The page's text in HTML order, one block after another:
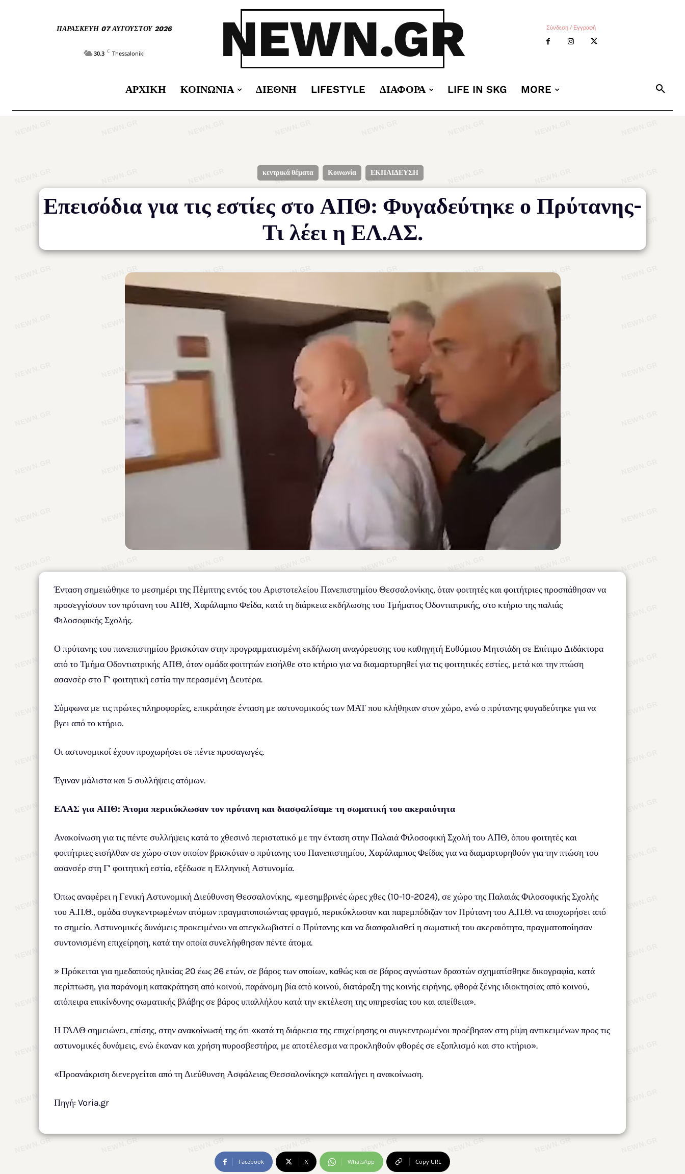
ΠΑΡΑΣΚΕΥΉ 07 ΑΥΓΟΎΣΤΟΥ 2026
30.3 C Thessaloniki NEWN.GR Σύνδεση / Εγγραφή
ΑΡΧΙΚΉ ΚΟΙΝΩΝΊΑ ΔΙΕΘΝΉ LIFESTYLE ΔΙΆΦΟΡΑ LIFE IN SKG MORE
κεντρικά θέματα Κοινωνία ΕΚΠΑΙΔΕΥΣΗ
Επεισόδια για τις εστίες στο ΑΠΘ: Φυγαδεύτηκε ο Πρύτανης-
Τι λέει η ΕΛ.ΑΣ.
Ένταση σημειώθηκε το μεσημέρι της Πέμπτης εντός του Αριστοτελείου Πανεπιστημίου Θεσσαλονίκης, όταν φοιτητές και φοιτήτριες προσπάθησαν να
προσεγγίσουν τον πρύτανη του ΑΠΘ, Χαράλαμπο Φείδα, κατά τη διάρκεια εκδήλωσης του Τμήματος Οδοντιατρικής, στο κτήριο της παλιάς
Φιλοσοφικής Σχολής.
Ο πρύτανης του πανεπιστημίου βρισκόταν στην προγραμματισμένη εκδήλωση αναγόρευσης του καθηγητή Ευθύμιου Μητσιάδη σε Επίτιμο Διδάκτορα
από το Τμήμα Οδοντιατρικής ΑΠΘ, όταν ομάδα φοιτητών εισήλθε στο κτήριο για να διαμαρτυρηθεί για τις φοιτητικές εστίες, μετά και την πτώση
ασανσέρ στο Γ’ φοιτητική εστία την περασμένη Δευτέρα.
Σύμφωνα με τις πρώτες πληροφορίες, επικράτησε ένταση με αστυνομικούς των ΜΑΤ που κλήθηκαν στον χώρο, ενώ ο πρύτανης φυγαδεύτηκε για να
βγει από το κτήριο.
Οι αστυνομικοί έχουν προχωρήσει σε πέντε προσαγωγές.
Έγιναν μάλιστα και 5 συλλήψεις ατόμων.
ΕΛΑΣ για ΑΠΘ: Άτομα περικύκλωσαν τον πρύτανη και διασφαλίσαμε τη σωματική του ακεραιότητα
Ανακοίνωση για τις πέντε συλλήψεις κατά το χθεσινό περιστατικό με την ένταση στην Παλαιά Φιλοσοφική Σχολή του ΑΠΘ, όπου φοιτητές και
φοιτήτριες εισήλθαν σε χώρο στον οποίον βρισκόταν ο πρύτανης του Πανεπιστημίου, Χαράλαμπος Φείδας για να διαμαρτυρηθούν για την πτώση του
ασανσέρ στη Γ’ φοιτητική εστία, εξέδωσε η Ελληνική Αστυνομία.
Όπως αναφέρει η Γενική Αστυνομική Διεύθυνση Θεσσαλονίκης, «μεσημβρινές ώρες χθες (10-10-2024), σε χώρο της Παλαιάς Φιλοσοφικής Σχολής
του Α.Π.Θ., ομάδα συγκεντρωμένων ατόμων πραγματοποιώντας φραγμό, περικύκλωσαν και παρεμπόδιζαν τον Πρύτανη του Α.Π.Θ. να αποχωρήσει από
το σημείο. Αστυνομικές δυνάμεις προκειμένου να απεγκλωβιστεί ο Πρύτανης και να διασφαλισθεί η σωματική του ακεραιότητα, πραγματοποίησαν
συντονισμένη επιχείρηση, κατά την οποία συνελήφθησαν πέντε άτομα.
» Πρόκειται για ημεδαπούς ηλικίας 20 έως 26 ετών, σε βάρος των οποίων, καθώς και σε βάρος αγνώστων δραστών σχηματίσθηκε δικογραφία, κατά
περίπτωση, για παράνομη κατακράτηση από κοινού, παράνομη βία από κοινού, διατάραξη της κοινής ειρήνης, φθορά ξένης ιδιοκτησίας από κοινού,
απόπειρα επικίνδυνης σωματικής βλάβης σε βάρος υπαλλήλου κατά την εκτέλεση της υπηρεσίας του και απείθεια».
Η ΓΑΔΘ σημειώνει, επίσης, στην ανακοίνωσή της ότι «κατά τη διάρκεια της επιχείρησης οι συγκεντρωμένοι προέβησαν στη ρίψη αντικειμένων προς τις
αστυνομικές δυνάμεις, ενώ έκαναν και χρήση πυροσβεστήρα, με αποτέλεσμα να προκληθούν φθορές σε εξοπλισμό και στο κτήριο».
«Προανάκριση διενεργείται από τη Διεύθυνση Ασφάλειας Θεσσαλονίκης» καταλήγει η ανακοίνωση.
Πηγή: Voria.gr
Facebook X WhatsApp Copy URL